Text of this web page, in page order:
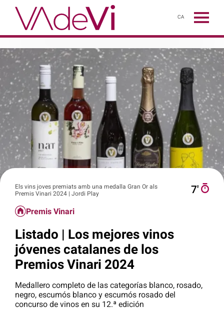
CA
Els vins joves premiats amb una medalla Gran Or als
Premis Vinari 2024 | Jordi Play
7′
Premis Vinari
Listado | Los mejores vinos
jóvenes catalanes de los
Premios Vinari 2024
Medallero completo de las categorías blanco, rosado,
negro, escumós blanco y escumós rosado del
concurso de vinos en su 12.ª edición